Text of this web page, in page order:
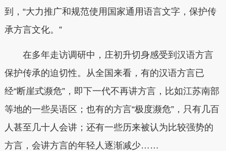
到，“大力推广和规范使用国家通用语言文字，保护传
承方言文化。”
在多年走访调研中，庄初升切身感受到汉语方言
保护传承的迫切性。从全国来看，有的汉语方言已
经“断崖式濒危”，即下一代不再讲方言，比如江苏南部
等地的一些吴语区；也有的方言“极度濒危”，只有几百
人甚至几十人会讲；还有一些历来被认为比较强势的
方言，会讲方言的年轻人逐渐减少……